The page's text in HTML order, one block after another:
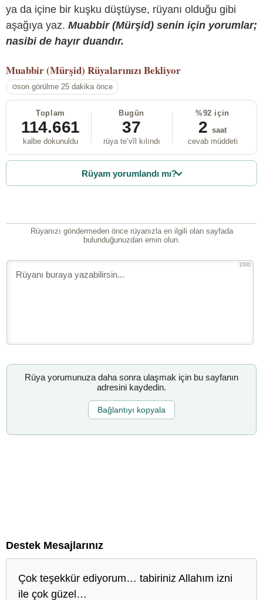
ya da içine bir kuşku düştüyse, rüyanı olduğu gibi
aşağıya yaz. Muabbir (Mürşid) senin için yorumlar;
nasibi de hayır duandır.
Muabbir (Mürşid) Rüyalarınızı Bekliyor
son görülme 25 dakika önce
Toplam
114.661
kalbe dokunuldu
Bugün
37
rüya te’vîl kılındı
%92 için
2 saat
cevab müddeti
Rüyam yorumlandı mı?
Rüyanızı göndermeden önce rüyanızla en ilgili olan sayfada
bulunduğunuzdan emin olun.
1000
Rüya yorumunuza daha sonra ulaşmak için bu sayfanın
adresini kaydedin.
Bağlantıyı kopyala
Destek Mesajlarınız
Çok teşekkür ediyorum… tabiriniz Allahım izni
ile çok güzel…